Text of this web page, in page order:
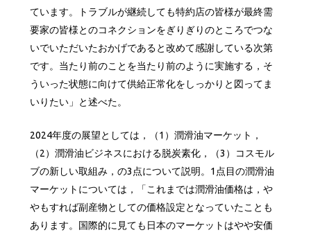
ています。トラブルが継続しても特約店の皆様が最終需
要家の皆様とのコネクションをぎりぎりのところでつな
いでいただいたおかげであると改めて感謝している次第
です。当たり前のことを当たり前のように実施する，そ
ういった状態に向けて供給正常化をしっかりと図ってま
いりたい」と述べた。
2024年度の展望としては，（1）潤滑油マーケット，
（2）潤滑油ビジネスにおける脱炭素化，（3）コスモル
ブの新しい取組み，の3点について説明。1点目の潤滑油
マーケットについては，「これまでは潤滑油価格は，や
やもすれば副産物としての価格設定となっていたことも
あります。国際的に見ても日本のマーケットはやや安価